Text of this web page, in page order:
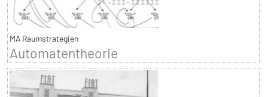
MA Raumstrategien
Automatentheorie